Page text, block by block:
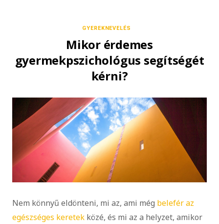
GYEREKNEVELÉS
Mikor érdemes
gyermekpszichológus segítségét
kérni?
Nem könnyű eldönteni, mi az, ami még belefér az
egészséges keretek közé, és mi az a helyzet, amikor